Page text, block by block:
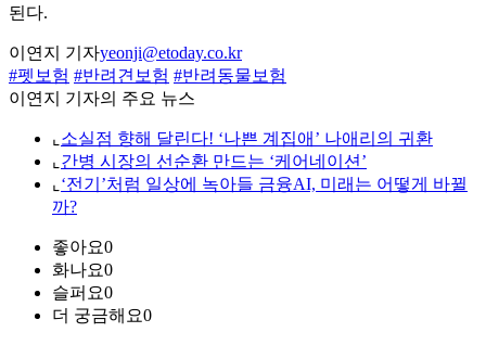
된다.
이연지 기자yeonji@etoday.co.kr
#펫보험 #반려견보험 #반려동물보험
이연지 기자의 주요 뉴스
⌞ 소실점 향해 달린다! ‘나쁜 계집애’ 나애리의 귀환
⌞ 간병 시장의 선순환 만드는 ‘케어네이션’
⌞ ‘전기’처럼 일상에 녹아들 금융AI, 미래는 어떻게 바뀔
까?
좋아요0
화나요0
슬퍼요0
더 궁금해요0